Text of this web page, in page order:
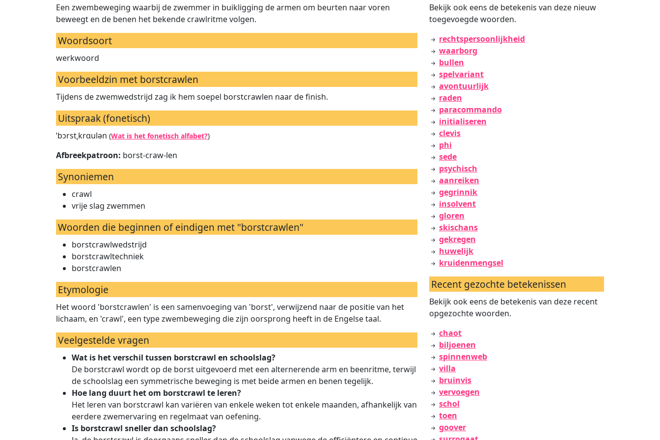
Een zwembeweging waarbij de zwemmer in buikligging de armen om beurten naar voren
beweegt en de benen het bekende crawlritme volgen.
Woordsoort
werkwoord
Voorbeeldzin met borstcrawlen
Tijdens de zwemwedstrijd zag ik hem soepel borstcrawlen naar de finish.
Uitspraak (fonetisch)
ˈbɔrstˌkrɑulən (Wat is het fonetisch alfabet?)
Afbreekpatroon: borst-craw-len
Synoniemen
crawl
vrije slag zwemmen
Woorden die beginnen of eindigen met "borstcrawlen"
borstcrawlwedstrijd
borstcrawltechniek
borstcrawlen
Etymologie
Het woord 'borstcrawlen' is een samenvoeging van 'borst', verwijzend naar de positie van het
lichaam, en 'crawl', een type zwembeweging die zijn oorsprong heeft in de Engelse taal.
Veelgestelde vragen
Wat is het verschil tussen borstcrawl en schoolslag?
De borstcrawl wordt op de borst uitgevoerd met een alternerende arm en beenritme, terwijl
de schoolslag een symmetrische beweging is met beide armen en benen tegelijk.
Hoe lang duurt het om borstcrawl te leren?
Het leren van borstcrawl kan variëren van enkele weken tot enkele maanden, afhankelijk van
eerdere zwemervaring en regelmaat van oefening.
Is borstcrawl sneller dan schoolslag?
Bekijk ook eens de betekenis van deze nieuw
toegevoegde woorden.
rechtspersoonlijkheid
waarborg
bullen
spelvariant
avontuurlijk
raden
paracommando
initialiseren
clevis
phi
sede
psychisch
aanreiken
gegrinnik
insolvent
gloren
skischans
gekregen
huwelijk
kruidenmengsel
Recent gezochte betekenissen
Bekijk ook eens de betekenis van deze recent
opgezochte woorden.
chaot
biljoenen
spinnenweb
villa
bruinvis
vervoegen
schol
toen
goover